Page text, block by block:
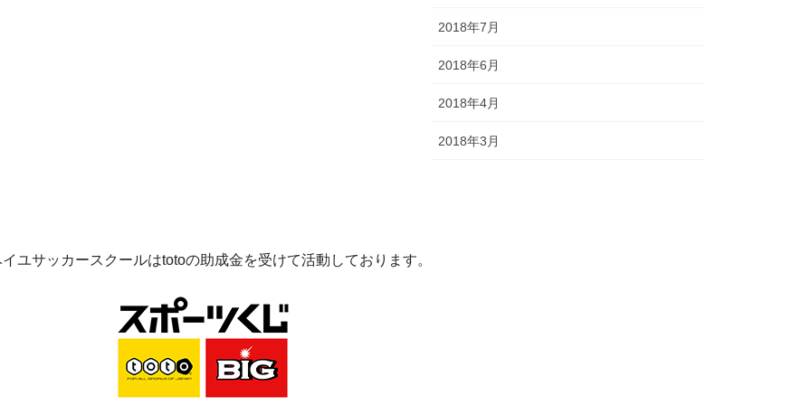
2018年7月
2018年6月
2018年4月
2018年3月
ユサッカースクールはtotoの助成金を受けて活動してお ります。